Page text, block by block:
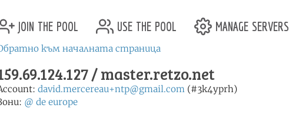
join the pool use the pool manage servers
към началната страница
/ master.retzo.net
david.mercereau+ntp@gmail.com (#3k4yprh)
@ de europe